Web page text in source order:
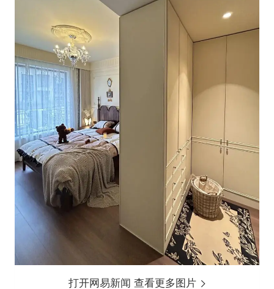
打开网易新闻 查看更多图片